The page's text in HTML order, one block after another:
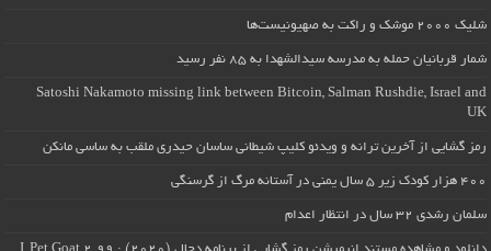
شلیک ۲۰۰۰ موشک و راکت به صهیونیست‌ها
شمار قربانیان حمله به مدرسه سیدالشهدا به ۸۵ نفر رسید
Satoshi Nakamoto missing link between Bitcoin, Salman Rushdie, Israel and
UK
رمز گشایی از آخرین ترانه و ویدئو کلیپ شیطانی ساسان حیدری ملقب به ساسی مانکن
۴۰۰ هزار کودک زیر ۵ سال یمنی در آستانه مرگ از گرسنگی
سلمان رشدی ۳۲ سال در انتظار اعدام